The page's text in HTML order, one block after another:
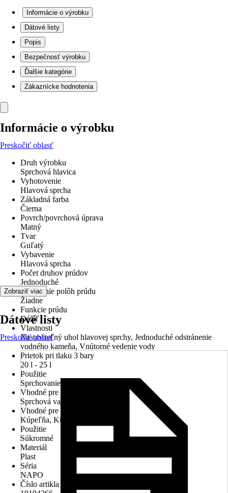
Informácie o výrobku
Dátové listy
Popis
Bezpečnosť výrobku
Ďalšie kategórie
Zákaznícke hodnotenia
Informácie o výrobku
Preskočiť oblasť
Druh výrobku
Sprchová hlavica
Vyhotovenie
Hlavová sprcha
Základná farba
Čierna
Povrch/povrchová úprava
Matný
Tvar
Guľatý
Vybavenie
Hlavová sprcha
Počet druhov prúdov
Jednoduché
Prepínanie polôh prúdu
Žiadne
Funkcie prúdu
Dážď
Vlastnosti
Nastaviteľný uhol hlavovej sprchy, Jednoduché odstránenie
vodného kameňa, Vnútorné vedenie vody
Prietok pri tlaku 3 bary
20 l - 25 l
Použitie
Sprchovanie
Vhodné pre
Sprchová vanička, Vaňa
Vhodné pre priestory
Kúpeľňa, Kúpeľňa pre hostí
Použitie
Súkromné
Materiál
Plast
Séria
NAPO
Číslo artikla výrobcu
Zobraziť viac
Dátové listy
Preskočiť oblasť